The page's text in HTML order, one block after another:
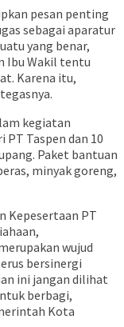
pesan penting
sebagai aparatur
yang benar,
Ibu Wakil tentu
Karena itu,
kegiatan
Taspen dan 10
Paket bantuan
minyak goreng,
Kepesertaan PT
wujud
bersinergi
ini jangan dilihat
berbagi,
Kota